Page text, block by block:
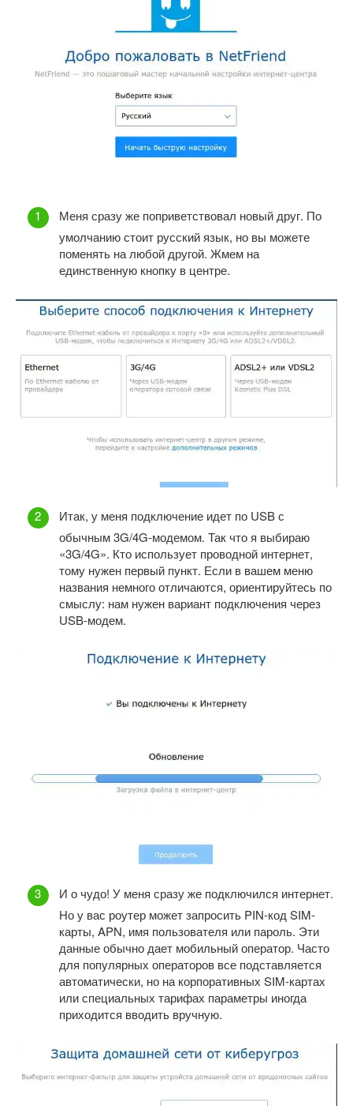
Меня сразу же поприветствовал новый друг. По
умолчанию стоит русский язык, но вы можете
поменять на любой другой. Жмем на
единственную кнопку в центре.
Итак, у меня подключение идет по USB с
обычным 3G/4G-модемом. Так что я выбираю
«3G/4G». Кто использует проводной интернет,
тому нужен первый пункт. Если в вашем меню
названия немного отличаются, ориентируйтесь по
смыслу: нам нужен вариант подключения через
USB-модем.
И о чудо! У меня сразу же подключился интернет.
Но у вас роутер может запросить PIN-код SIM-
карты, APN, имя пользователя или пароль. Эти
данные обычно дает мобильный оператор. Часто
для популярных операторов все подставляется
автоматически, но на корпоративных SIM-картах
или специальных тарифах параметры иногда
приходится вводить вручную.